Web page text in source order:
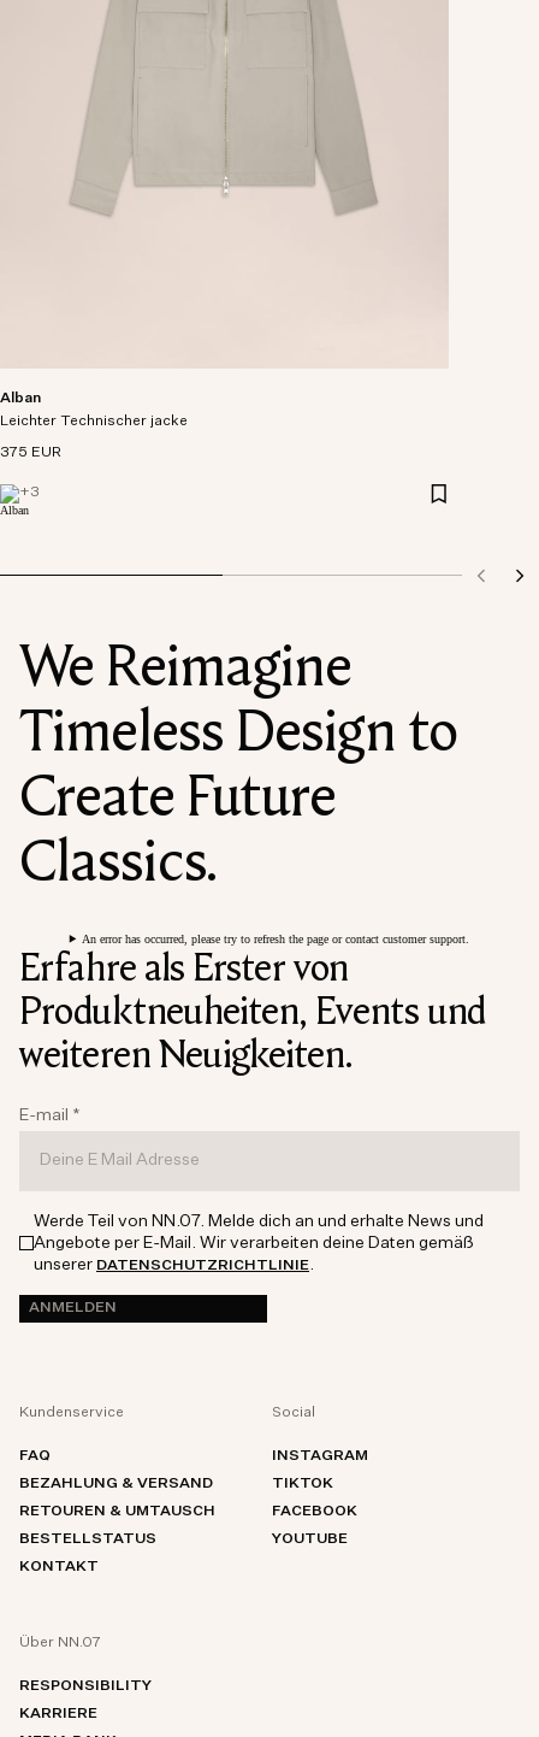
Alban
Leichter Technischer jacke
375 EUR
+3
We Reimagine
Timeless Design to
Create Future
Classics.
An error has occurred, please try to refresh the page or contact customer support.
Erfahre als Erster von
Produktneuheiten, Events und
weiteren Neuigkeiten.
E-mail *
Werde Teil von NN.07. Melde dich an und erhalte News und
Angebote per E-Mail. Wir verarbeiten deine Daten gemäß
unserer DATENSCHUTZRICHTLINIE
ANMELDEN
Kundenservice
FAQ
BEZAHLUNG & VERSAND
RETOUREN & UMTAUSCH
BESTELLSTATUS
KONTAKT
Social
INSTAGRAM
TIKTOK
FACEBOOK
YOUTUBE
Über NN.07
RESPONSIBILITY
KARRIERE